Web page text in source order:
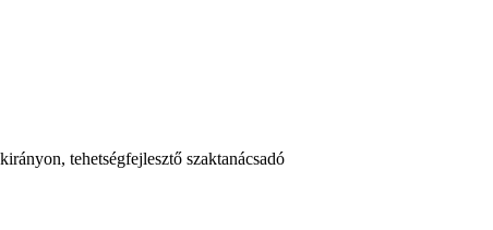
tehetségfejlesztő szaktanácsadó